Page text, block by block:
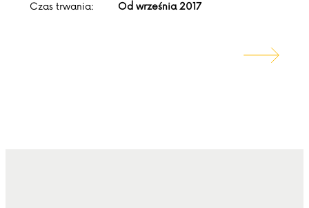
Czas trwania:
Od września 2017